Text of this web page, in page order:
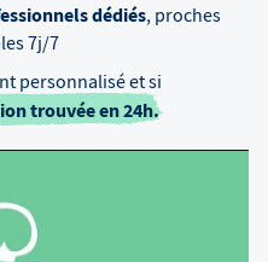
dédiés, proches
7j/7
personnalisé et si
trouvée en 24h.